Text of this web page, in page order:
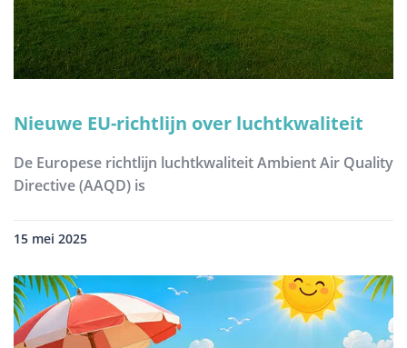
Nieuwe EU-richtlijn over luchtkwaliteit
De Europese richtlijn luchtkwaliteit Ambient Air Quality
Directive (AAQD) is
15 mei 2025